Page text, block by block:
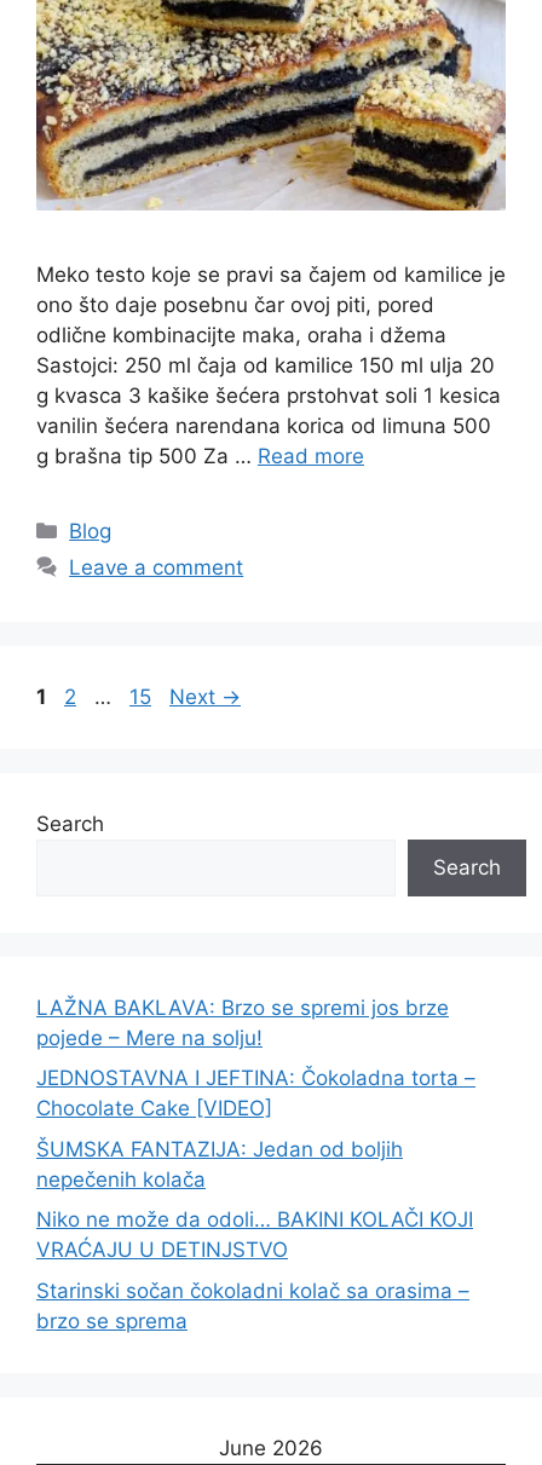
Meko testo koje se pravi sa čajem od kamilice je
ono što daje posebnu čar ovoj piti, pored
odlične kombinacijte maka, oraha i džema
Sastojci: 250 ml čaja od kamilice 150 ml ulja 20
g kvasca 3 kašike šećera prstohvat soli 1 kesica
vanilin šećera narendana korica od limuna 500
g brašna tip 500 Za … Read more
Categories
Blog
Leave a comment
Page
1 Page
2 … Page
15 Next →
Search
Search
LAŽNA BAKLAVA: Brzo se spremi jos brze
pojede – Mere na solju!
JEDNOSTAVNA I JEFTINA: Čokoladna torta –
Chocolate Cake [VIDEO]
ŠUMSKA FANTAZIJA: Jedan od boljih
nepečenih kolača
Niko ne može da odoli… BAKINI KOLAČI KOJI
VRAĆAJU U DETINJSTVO
Starinski sočan čokoladni kolač sa orasima –
brzo se sprema
June 2026